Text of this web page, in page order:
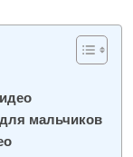
мальчиков